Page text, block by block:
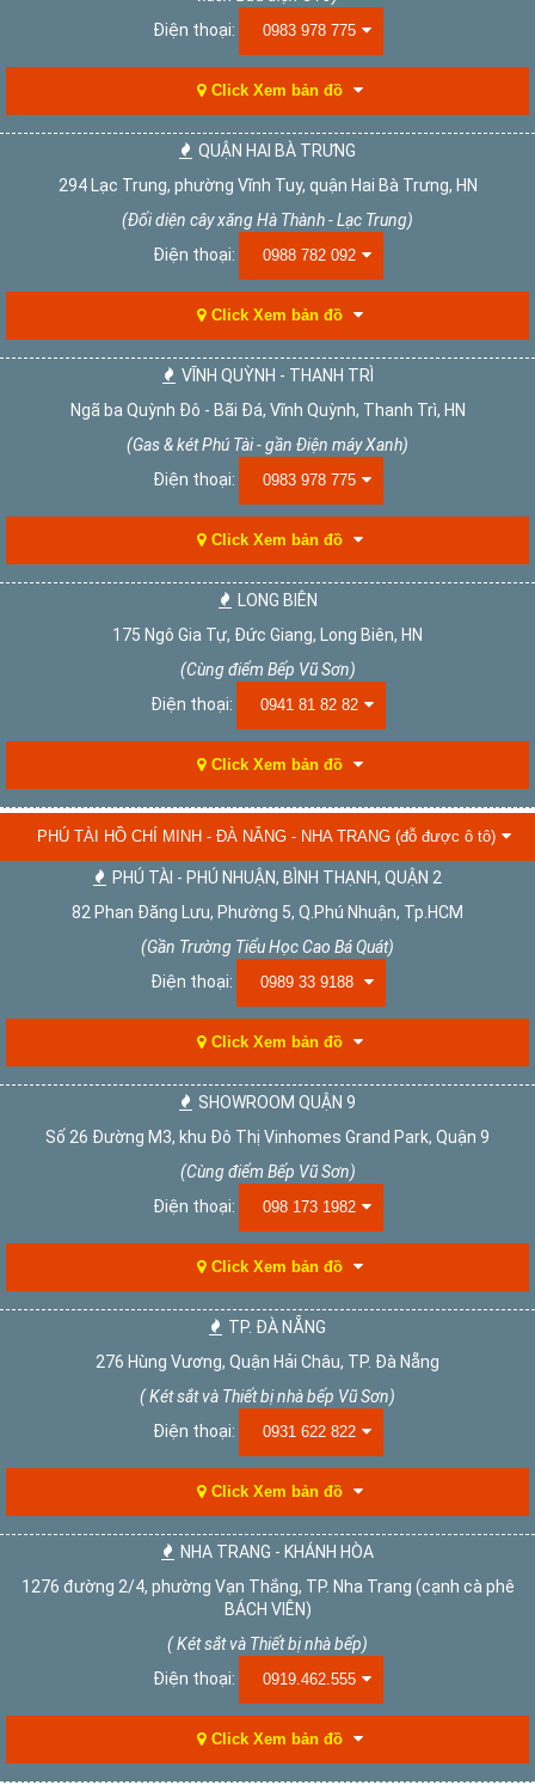
Điện thoại:
0983 978 775
Click Xem bản đồ
QUẬN HAI BÀ TRƯNG
294 Lạc Trung, phường Vĩnh Tuy, quận Hai Bà Trưng, HN
(Đối diện cây xăng Hà Thành - Lạc Trung)
Điện thoại:
0988 782 092
Click Xem bản đồ
VĨNH QUỲNH - THANH TRÌ
Ngã ba Quỳnh Đô - Bãi Đá, Vĩnh Quỳnh, Thanh Trì, HN
(Gas & két Phú Tài - gần Điện máy Xanh)
Điện thoại:
0983 978 775
Click Xem bản đồ
LONG BIÊN
175 Ngô Gia Tự, Đức Giang, Long Biên, HN
(Cùng điểm Bếp Vũ Sơn)
Điện thoại:
0941 81 82 82
Click Xem bản đồ
PHÚ TÀI HỒ CHÍ MINH - ĐÀ NẴNG - NHA TRANG (đỗ được ô tô)
PHÚ TÀI - PHÚ NHUẬN, BÌNH THẠNH, QUẬN 2
82 Phan Đăng Lưu, Phường 5, Q.Phú Nhuận, Tp.HCM
(Gần Trường Tiểu Học Cao Bá Quát)
Điện thoại:
0989 33 9188
Click Xem bản đồ
SHOWROOM QUẬN 9
Số 26 Đường M3, khu Đô Thị Vinhomes Grand Park, Quận 9
(Cùng điểm Bếp Vũ Sơn)
Điện thoại:
098 173 1982
Click Xem bản đồ
TP. ĐÀ NẴNG
276 Hùng Vương, Quận Hải Châu, TP. Đà Nẵng
( Két sắt và Thiết bị nhà bếp Vũ Sơn)
Điện thoại:
0931 622 822
Click Xem bản đồ
NHA TRANG - KHÁNH HÒA
1276 đường 2/4, phường Vạn Thắng, TP. Nha Trang (cạnh cà phê
BÁCH VIÊN)
( Két sắt và Thiết bị nhà bếp)
Điện thoại:
0919.462.555
Click Xem bản đồ